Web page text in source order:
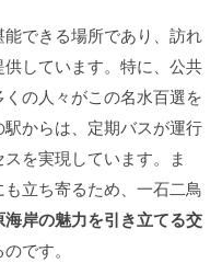
できる場所であり、訪れ
しています。特に、公共
の人々がこの名水百選を
からは、定期バスが運行
を実現しています。ま
立ち寄るため、一石二鳥
海岸の魅力を引き立てる交
です。